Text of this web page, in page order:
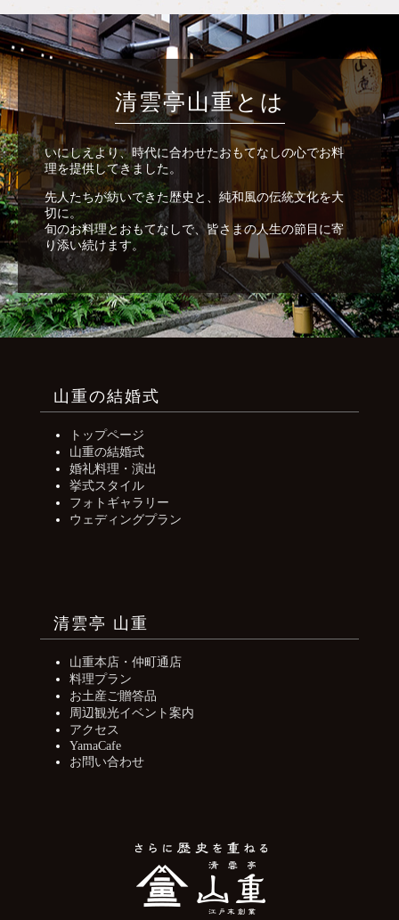
清雲亭山重とは
いにしえより、時代に合わせたおもてなしの心でお料
理を提供してきました。
先人たちが紡いできた歴史と、純和風の伝統文化を大
切に。
旬のお料理とおもてなしで、皆さまの人生の節目に寄
り添い続けます。
山重の結婚式
トップページ
山重の結婚式
婚礼料理・演出
挙式スタイル
フォトギャラリー
ウェディングプラン
清雲亭 山重
山重本店・仲町通店
料理プラン
お土産ご贈答品
周辺観光イベント案内
アクセス
YamaCafe
お問い合わせ